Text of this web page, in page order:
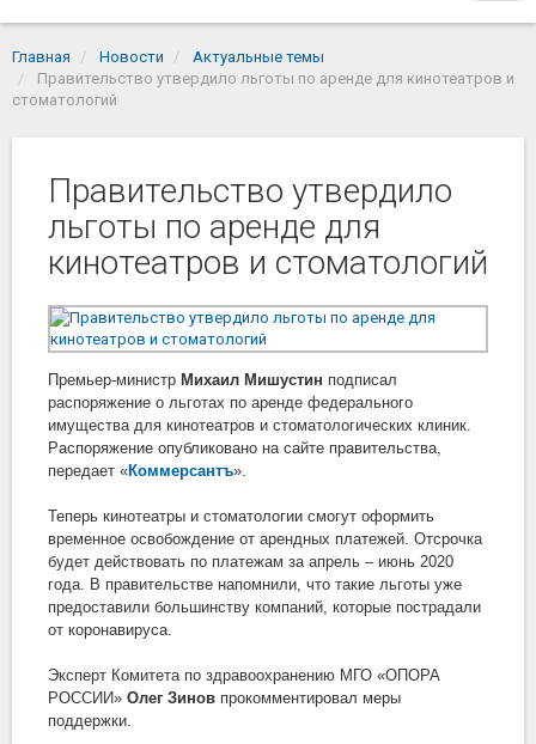
Главная Новости
Актуальные темы
Правительство утвердило льготы по аренде для кинотеатров и
стоматологий
Правительство утвердило
льготы по аренде для
кинотеатров и стоматологий
Премьер-министр Михаил Мишустин подписал
распоряжение о льготах по аренде федерального
имущества для кинотеатров и стоматологических клиник.
Распоряжение опубликовано на сайте правительства,
передает «Коммерсантъ».
Теперь кинотеатры и стоматологии смогут оформить
временное освобождение от арендных платежей. Отсрочка
будет действовать по платежам за апрель – июнь 2020
года. В правительстве напомнили, что такие льготы уже
предоставили большинству компаний, которые пострадали
от коронавируса.
Эксперт Комитета по здравоохранению МГО «ОПОРА
РОССИИ» Олег Зинов прокомментировал меры
поддержки.